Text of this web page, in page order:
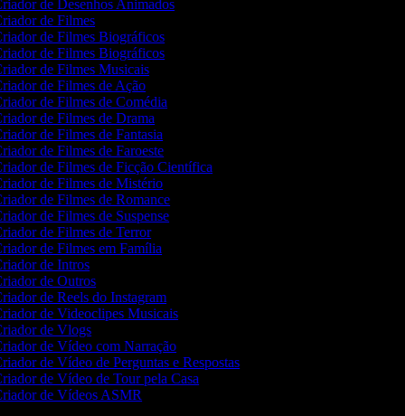
de Desenhos Animados
de Filmes
de Filmes Biográficos
de Filmes Biográficos
de Filmes Musicais
de Filmes de Ação
de Filmes de Comédia
de Filmes de Drama
de Filmes de Fantasia
de Filmes de Faroeste
de Filmes de Ficção Científica
de Filmes de Mistério
de Filmes de Romance
de Filmes de Suspense
de Filmes de Terror
de Filmes em Família
de Intros
de Outros
de Reels do Instagram
de Videoclipes Musicais
de Vlogs
de Vídeo com Narração
de Vídeo de Perguntas e Respostas
de Vídeo de Tour pela Casa
de Vídeos ASMR